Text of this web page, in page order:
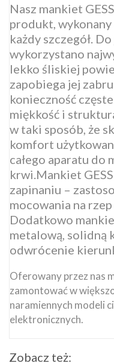
Nasz mankiet
produkt, wykonany
każdy szczegół.
wykorzystano
lekko śliskiej
zapobiega jej
konieczność
miękkość i
w taki sposób, że
komfort
całego aparatu do
krwi.Mankiet
zapinaniu –
mocowania na
Dodatkowo
metalową, solidną
odwrócenie
Oferowany przez nas
zamontować w
naramiennych modeli
elektronicznych.
Zobacz też: